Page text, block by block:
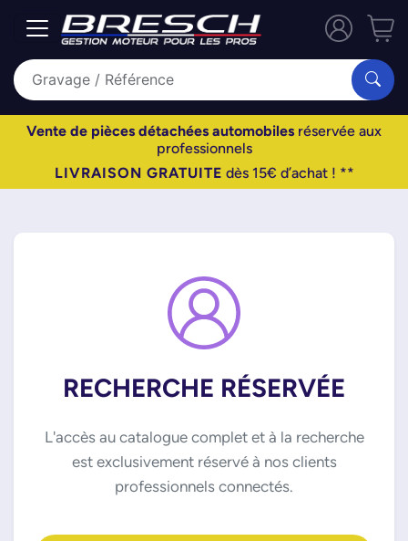
Vente de pièces détachées automobiles réservée aux
professionnels
LIVRAISON GRATUITE dès 15€ d’achat ! **
RECHERCHE RÉSERVÉE
L'accès au catalogue complet et à la recherche
est exclusivement réservé à nos clients
professionnels connectés.